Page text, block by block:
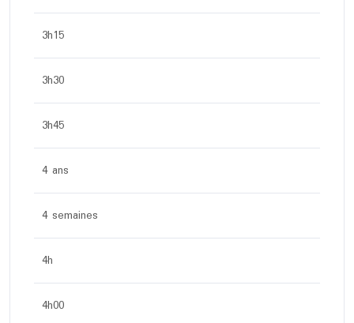
3h15
3h30
3h45
4 ans
4 semaines
4h
4h00